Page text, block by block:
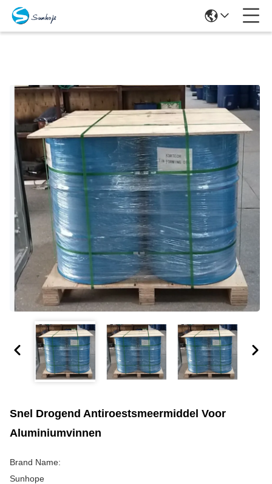
Snel Drogend Antiroestsmeermiddel Voor
Aluminiumvinnen
Brand Name:
Sunhope